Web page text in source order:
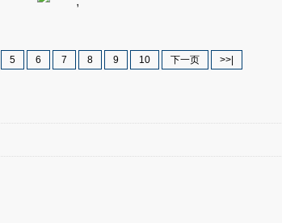
5 6 7 8 9 10 下一页 >>|